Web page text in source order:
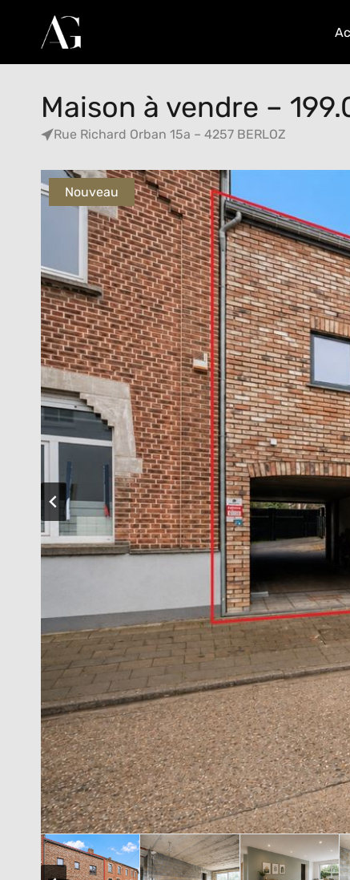
Maison à vendre –
Rue Richard Orban 15a – 4257 BERLOZ
Nouveau